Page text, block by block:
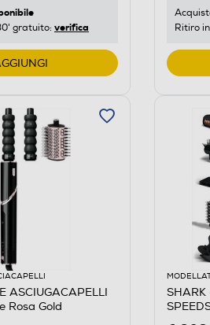
gratuito: verifica Ritiro
ASCIUGACAPELLI
Rosa Gold
SHARK